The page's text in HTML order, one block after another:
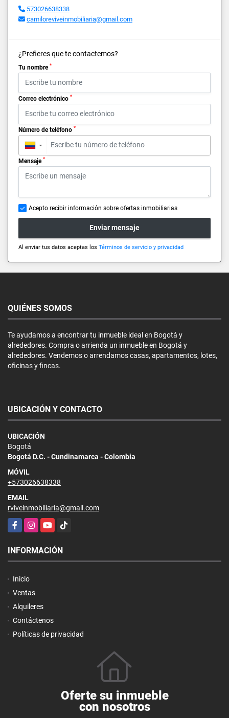
573026638338
camiloreviveinmobiliaria@gmail.com
¿Prefieres que te contactemos?
Tu nombre *
Correo electrónico *
Número de teléfono *
▼
Mensaje *
Acepto recibir información sobre ofertas inmobiliarias
Enviar mensaje
Al enviar tus datos aceptas los Términos de servicio y privacidad
QUIÉNES SOMOS
Te ayudamos a encontrar tu inmueble ideal en Bogotá y
alrededores. Compra o arrienda un inmueble en Bogotá y
alrededores. Vendemos o arrendamos casas, apartamentos, lotes,
oficinas y fincas.
UBICACIÓN Y CONTACTO
UBICACIÓN
Bogotá
Bogotá D.C. - Cundinamarca - Colombia
MÓVIL
+573026638338
EMAIL
rviveinmobiliaria@gmail.com
FacebookInstagramYouTubeTikTok
INFORMACIÓN
Inicio
Ventas
Alquileres
Contáctenos
Políticas de privacidad
Oferte su inmueble
con nosotros